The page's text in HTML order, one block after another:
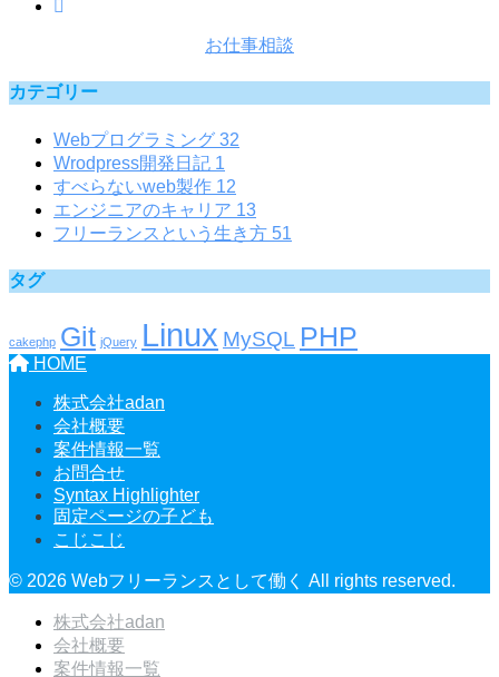
お仕事相談
カテゴリー
Webプログラミング 32
Wrodpress開発日記 1
すべらないweb製作 12
エンジニアのキャリア 13
フリーランスという生き方 51
タグ
cakephp Git jQuery Linux MySQL PHP
HOME
株式会社adan
会社概要
案件情報一覧
お問合せ
Syntax Highlighter
固定ページの子ども
こじこじ
© 2026 Webフリーランスとして働く All rights reserved.
株式会社adan
会社概要
案件情報一覧